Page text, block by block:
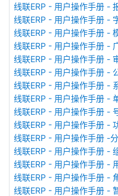
线联ERP - 用户操作手册 -
线联ERP - 用户操作手册 -
线联ERP - 用户操作手册 -
线联ERP - 用户操作手册 -
线联ERP - 用户操作手册 -
线联ERP - 用户操作手册 -
线联ERP - 用户操作手册 -
线联ERP - 用户操作手册 -
线联ERP - 用户操作手册 -
线联ERP - 用户操作手册 -
线联ERP - 用户操作手册 -
线联ERP - 用户操作手册 -
线联ERP - 用户操作手册 -
线联ERP - 用户操作手册 -
线联ERP - 用户操作手册 -